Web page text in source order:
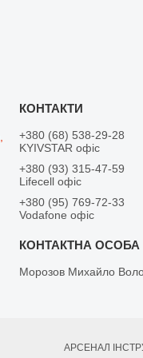
+380 (68) 538-29-28
KYIVSTAR офіс
+380 (93) 315-47-59
Lifecell офіс
+380 (95) 769-72-33
Vodafone офіс
Морозов Михайло